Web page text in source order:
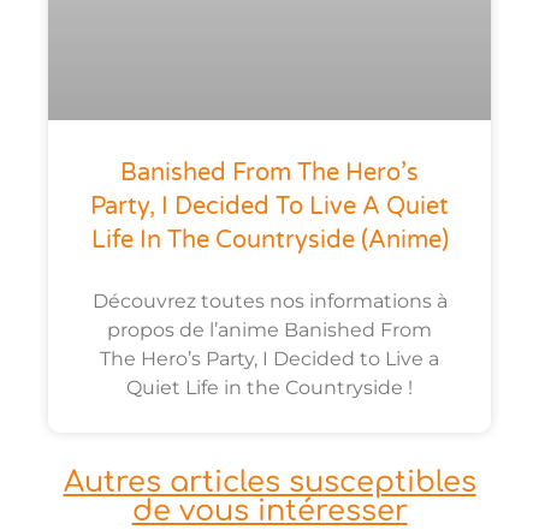
Banished From The Hero’s
Party, I Decided To Live A Quiet
Life In The Countryside (anime)
Découvrez toutes nos informations à
propos de l’anime Banished From
The Hero’s Party, I Decided to Live a
Quiet Life in the Countryside !
Autres articles susceptibles
de vous intéresser